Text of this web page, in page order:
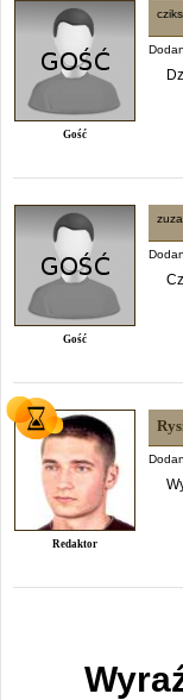
Gość
Gość
zuza
Redaktor